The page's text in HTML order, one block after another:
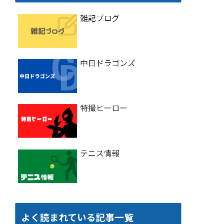
雑記ブログ
中日ドラゴンズ
特撮ヒーロー
テニス情報
よく読まれている記事一覧